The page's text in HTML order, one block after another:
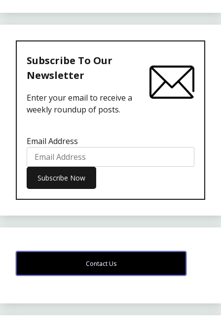
Subscribe To Our
Newsletter
Enter your email to receive a
weekly roundup of posts.
Email Address
Contact Us